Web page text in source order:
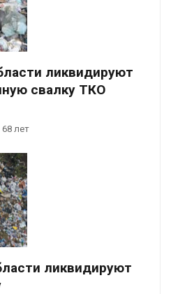
ликвидируют
свалку ТКО
лет
ликвидируют